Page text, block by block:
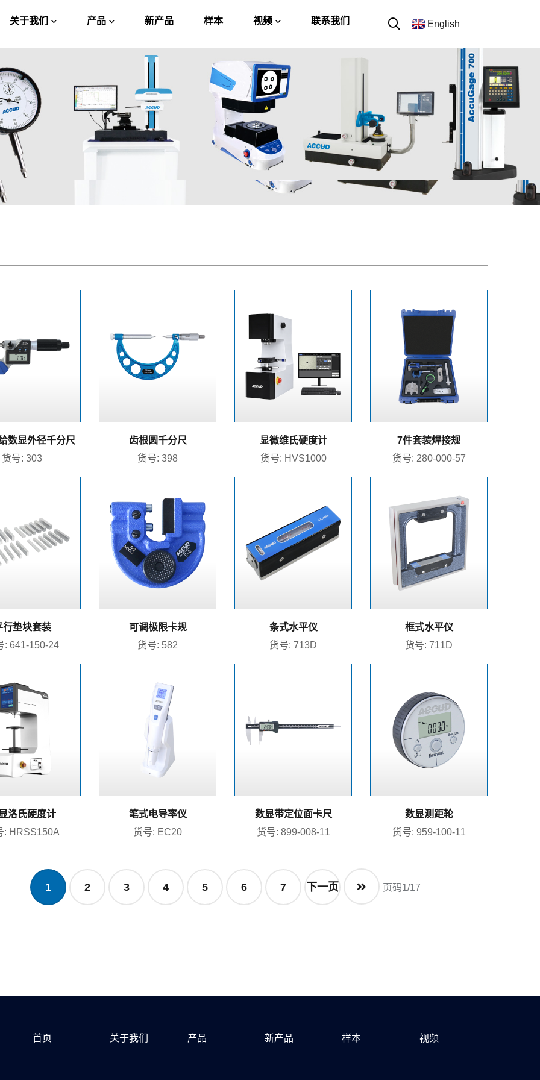
关于我们 产品 新产品 样本 视频 联系我们 English
数显外径千分尺
货号: 303
齿根圆千分尺
货号: 398
显微维氏硬度计
货号: HVS1000
7件套装焊接规
货号: 280-000-57
行垫块套装
: 641-150-24
可调极限卡规
货号: 582
条式水平仪
货号: 713D
框式水平仪
货号: 711D
洛氏硬度计
: HRSS150A
笔式电导率仪
货号: EC20
数显带定位面卡尺
货号: 899-008-11
数显测距轮
货号: 959-100-11
1 2 3 4 5 6 7 下一页 页码1/17
首页 关于我们 产品 新产品 样本 视频